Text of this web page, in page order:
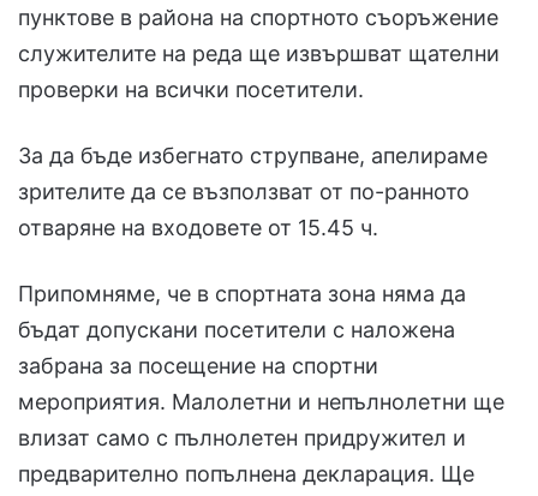
пунктове в района на спортното съоръжение
служителите на реда ще извършват щателни
проверки на всички посетители.
За да бъде избегнато струпване, апелираме
зрителите да се възползват от по-ранното
отваряне на входовете от 15.45 ч.
Припомняме, че в спортната зона няма да
бъдат допускани посетители с наложена
забрана за посещение на спортни
мероприятия. Малолетни и непълнолетни ще
влизат само с пълнолетен придружител и
предварително попълнена декларация. Ще